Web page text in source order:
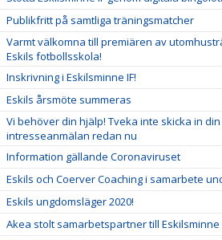
Publikfritt på samtliga träningsmatcher
Varmt välkomna till premiären av
Eskils fotbollsskola!
Inskrivning i Eskilsminne IF!
Eskils årsmöte summeras
Vi behöver din hjälp! Tveka inte skicka in din
intresseanmälan redan nu
Information gällande Coronaviruset
Eskils och Coerver Coaching i samarbete
Eskils ungdomsläger 2020!
Akea stolt samarbetspartner till Eskilsminne